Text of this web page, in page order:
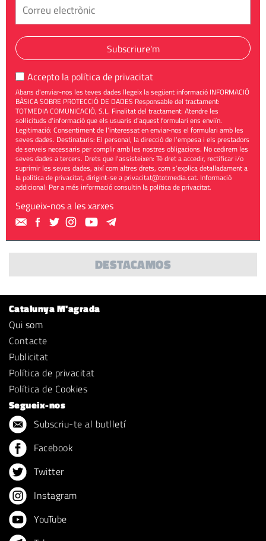
Subscriure'm
Accepto la política de privacitat
Abans d'enviar-nos les teves dades llegeix la següent informació INFORMACIÓ
BÀSICA SOBRE PROTECCIÓ DE DADES Responsable del tractament:
TOTMEDIA COMUNICACIÓ, S.L. Finalitat del tractament: Atendre les
sol·licituds d'informació que els usuaris d'aquest formulari ens enviïn.
Legitimació: Consentiment de l'interessat en enviar-nos el formulari amb les
seves dades. Destinataris: El personal, la direcció de l'empesa i els prestadors
de serveis necessaris per complir amb les nostres obligacions. No cedirem les
seves dades a tercers. Drets que l'assisteixen: Té dret a accedir, rectificar i/o
suprimir les seves dades, així com altres drets, com s'explica detalladament a
la política de privacitat, dirigint-se aprivacitat@totmedia.cat. Informació
addicional: Per a més informació consultin lapolítica de privacitat.
Segueix-nos a les xarxes
DESTACAMOS
Catalunya M'agrada
Qui som
Contacte
Publicitat
Política de privacitat
Política de Cookies
Segueix-nos
Subscriu-te al butlletí
Facebook
Twitter
Instagram
YouTube